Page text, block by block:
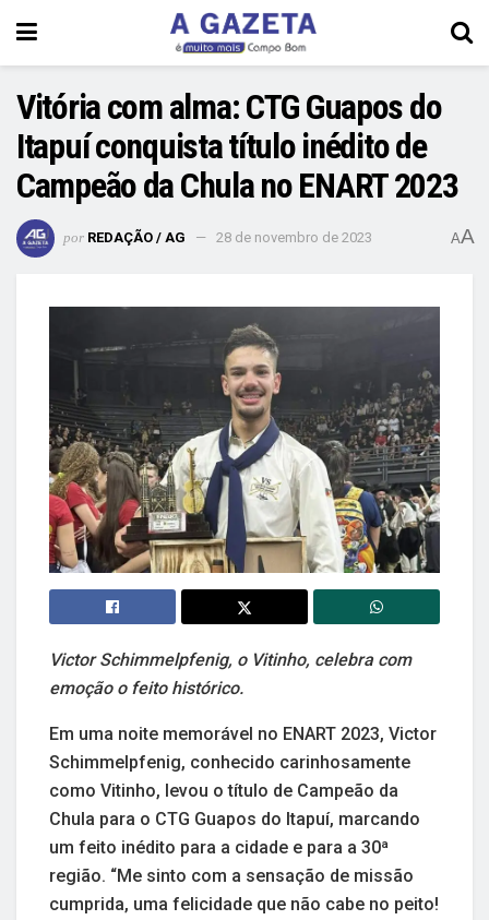
Vitória com alma: CTG Guapos do
Itapuí conquista título inédito de
Campeão da Chula no ENART 2023
por REDAÇÃO / AG 28 de novembro de 2023 AA
Victor Schimmelpfenig, o Vitinho, celebra com
emoção o feito histórico.
Em uma noite memorável no ENART 2023, Victor
Schimmelpfenig, conhecido carinhosamente
como Vitinho, levou o título de Campeão da
Chula para o CTG Guapos do Itapuí, marcando
um feito inédito para a cidade e para a 30ª
região. “Me sinto com a sensação de missão
cumprida, uma felicidade que não cabe no peito!